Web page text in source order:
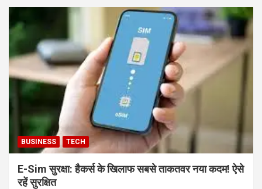
BUSINESS TECH
E-Sim सुरक्षा: हैकर्स के खिलाफ सबसे ताकतवर नया कदम! ऐसे
रहें सुरक्षित